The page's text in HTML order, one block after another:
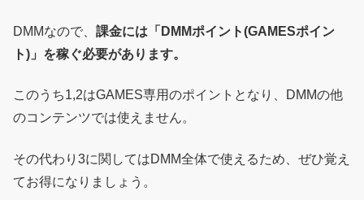
DMMなので、 課金には「DMMポイント(GAMESポイン
ト)」を稼ぐ必要があります。
このうち1,2はGAMES専用のポイントとなり、DMMの他
のコンテンツでは使えません。
その代わり3に関してはDMM全体で使えるため、ぜひ覚え
てお得になりましょう。